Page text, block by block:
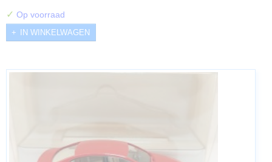
✓ Op voorraad
IN WINKELWAGEN